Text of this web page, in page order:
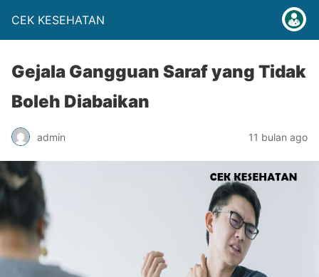
CEK KESEHATAN
Gejala Gangguan Saraf yang Tidak
Boleh Diabaikan
admin 11 bulan ago